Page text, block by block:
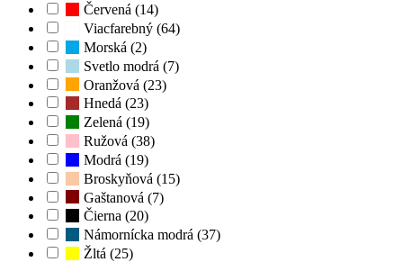
Červená (14)
Viacfarebný (64)
Morská (2)
Svetlo modrá (7)
Oranžová (23)
Hnedá (23)
Zelená (19)
Ružová (38)
Modrá (19)
Broskyňová (15)
Gaštanová (7)
Čierna (20)
Námornícka modrá (37)
Žltá (25)